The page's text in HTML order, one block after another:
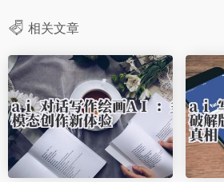
相关文章